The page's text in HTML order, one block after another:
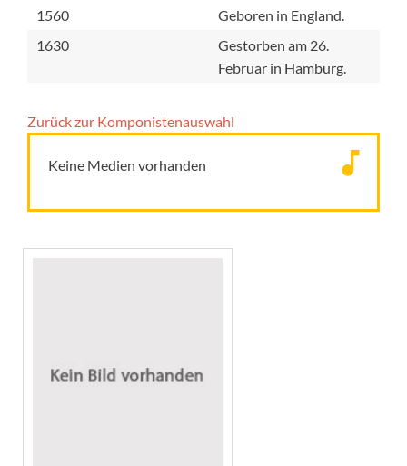
1560
Geboren in England.
1630
Gestorben am 26.
Februar in Hamburg.
Zurück zur Komponisten­auswahl
Keine Medien vorhanden